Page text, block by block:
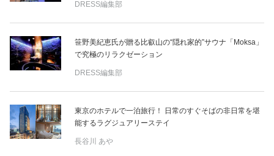
DRESS編集部
笹野美紀恵氏が贈る比叡山の“隠れ家的”サウナ「Moksa」
で究極のリラクゼーション
DRESS編集部
東京のホテルで一泊旅行！ 日常のすぐそばの非日常を堪
能するラグジュアリーステイ
長谷川 あや